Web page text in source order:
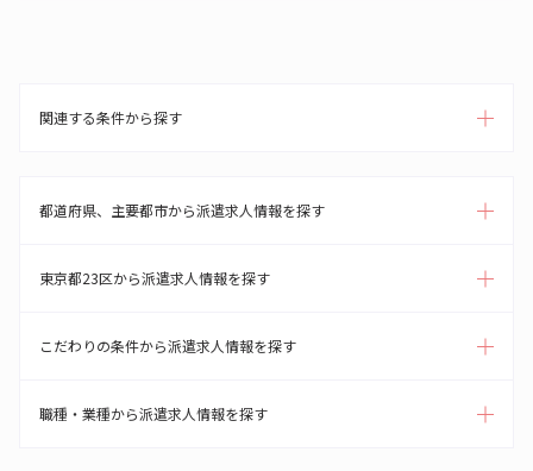
関連する条件から探す
都道府県、主要都市から派遣求人情報を探す
東京都23区から派遣求人情報を探す
こだわりの条件から派遣求人情報を探す
職種・業種から派遣求人情報を探す